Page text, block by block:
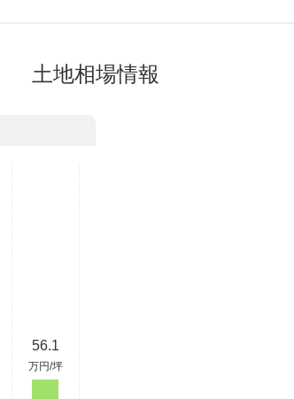
土地相場情報
56.1
万円/坪